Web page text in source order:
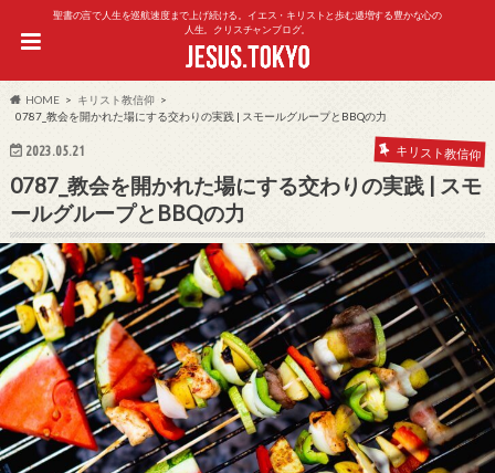
聖書の言で人生を巡航速度まで上げ続ける。イエス・キリストと歩む逓増する豊かな心の
人生。クリスチャンブログ。
HOME
キリスト教信仰
0787_教会を開かれた場にする交わりの実践 | スモールグループとBBQの力
2023.05.21 キリスト教信仰
0787_教会を開かれた場にする交わりの実践 | スモ
ールグループとBBQの力